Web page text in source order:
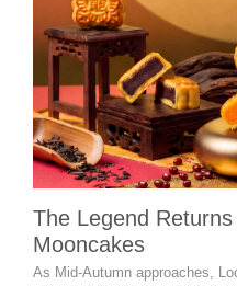
The Legend
Mooncakes
As Mid-Autumn approaches,